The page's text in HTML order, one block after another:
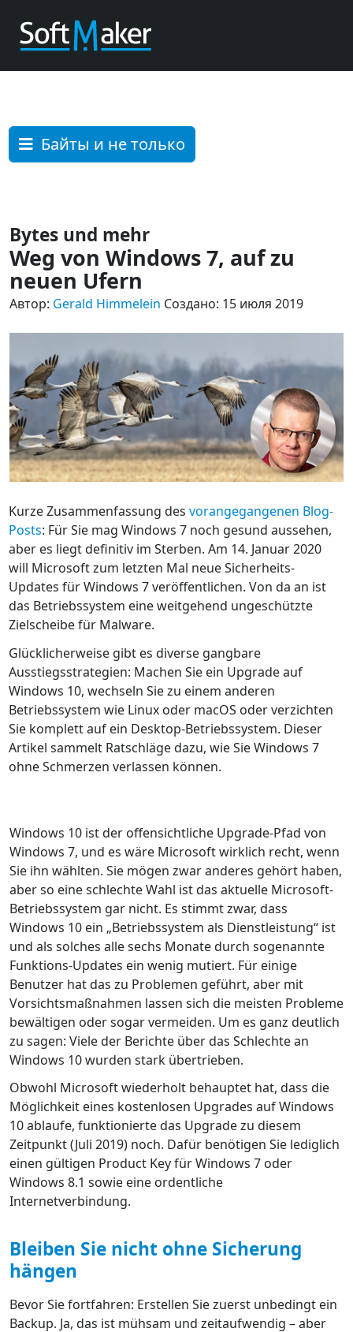
Bytes und mehr
Weg von Windows 7, auf zu
neuen Ufern
Автор: Gerald Himmelein Создано: 15 июля 2019
Kurze Zusammenfassung des vorangegangenen Blog-
Posts: Für Sie mag Windows 7 noch gesund aussehen,
aber es liegt definitiv im Sterben. Am 14. Januar 2020
will Microsoft zum letzten Mal neue Sicherheits-
Updates für Windows 7 veröffentlichen. Von da an ist
das Betriebssystem eine weitgehend ungeschützte
Zielscheibe für Malware.
Glücklicherweise gibt es diverse gangbare
Ausstiegsstrategien: Machen Sie ein Upgrade auf
Windows 10, wechseln Sie zu einem anderen
Betriebssystem wie Linux oder macOS oder verzichten
Sie komplett auf ein Desktop-Betriebssystem. Dieser
Artikel sammelt Ratschläge dazu, wie Sie Windows 7
ohne Schmerzen verlassen können.
Windows 10 ist der offensichtliche Upgrade-Pfad von
Windows 7, und es wäre Microsoft wirklich recht, wenn
Sie ihn wählten. Sie mögen zwar anderes gehört haben,
aber so eine schlechte Wahl ist das aktuelle Microsoft-
Betriebssystem gar nicht. Es stimmt zwar, dass
Windows 10 ein „Betriebssystem als Dienstleistung“ ist
und als solches alle sechs Monate durch sogenannte
Funktions-Updates ein wenig mutiert. Für einige
Benutzer hat das zu Problemen geführt, aber mit
Vorsichtsmaßnahmen lassen sich die meisten Probleme
bewältigen oder sogar vermeiden. Um es ganz deutlich
zu sagen: Viele der Berichte über das Schlechte an
Windows 10 wurden stark übertrieben.
Obwohl Microsoft wiederholt behauptet hat, dass die
Möglichkeit eines kostenlosen Upgrades auf Windows
10 ablaufe, funktionierte das Upgrade zu diesem
Zeitpunkt (Juli 2019) noch. Dafür benötigen Sie lediglich
einen gültigen Product Key für Windows 7 oder
Windows 8.1 sowie eine ordentliche
Internetverbindung.
Bleiben Sie nicht ohne Sicherung
hängen
Bevor Sie fortfahren: Erstellen Sie zuerst unbedingt ein
Backup. Ja, das ist mühsam und zeitaufwendig – aber
Байты и не только